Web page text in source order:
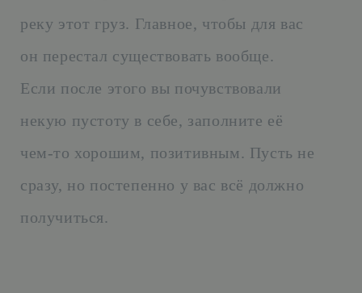
реку этот груз. Главное, чтобы для вас
он перестал существовать вообще.
Если после этого вы почувствовали
некую пустоту в себе, заполните её
чем-то хорошим, позитивным. Пусть не
сразу, но постепенно у вас всё должно
получиться.